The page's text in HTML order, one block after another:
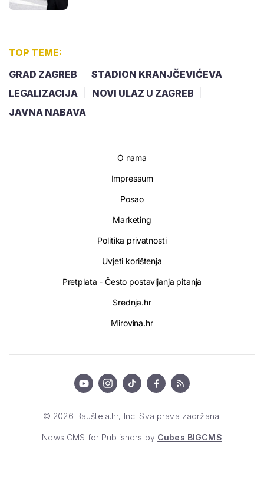
TOP TEME:
GRAD ZAGREB
STADION KRANJČEVIĆEVA
LEGALIZACIJA
NOVI ULAZ U ZAGREB
JAVNA NABAVA
O nama
Impressum
Posao
Marketing
Politika privatnosti
Uvjeti korištenja
Pretplata - Često postavljanja pitanja
Srednja.hr
Mirovina.hr
© 2026 Bauštela.hr, Inc. Sva prava zadržana.
News CMS for Publishers by Cubes BIGCMS